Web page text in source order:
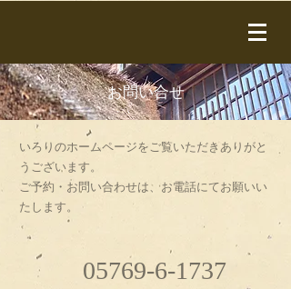
お問い合せ
いろりのホームページをご覧いただきありがと
うございます。
ご予約・お問い合わせは、お電話にてお願いい
たします。
05769-6-1737